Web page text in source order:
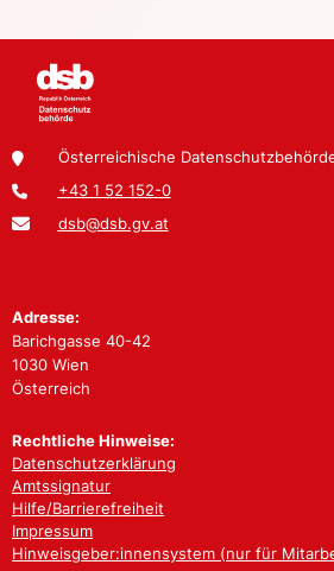
Österreichische
+43 1 52 152-0
dsb@dsb.gv.at
Adresse:
Barichgasse 40-42
1030 Wien
Österreich
Rechtliche Hinweise:
Datenschutzerklärung
Amtssignatur
Hilfe/Barrierefreiheit
Impressum
Hinweisgeber:innensystem (nur für